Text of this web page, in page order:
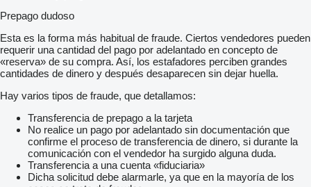
Prepago dudoso
Esta es la forma más habitual de fraude. Ciertos vendedores pueden
requerir una cantidad del pago por adelantado en concepto de
«reserva» de su compra. Así, los estafadores perciben grandes
cantidades de dinero y después desaparecen sin dejar huella.
Hay varios tipos de fraude, que detallamos:
Transferencia de prepago a la tarjeta
No realice un pago por adelantado sin documentación que
confirme el proceso de transferencia de dinero, si durante la
comunicación con el vendedor ha surgido alguna duda.
Transferencia a una cuenta «fiduciaria»
Dicha solicitud debe alarmarle, ya que en la mayoría de los